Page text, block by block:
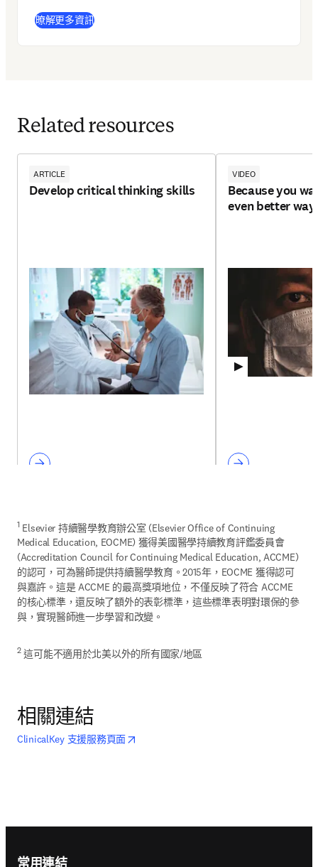
暸解更多資訊(
Related resources
ARTICLE
Develop critical thinking skills
VIDEO
Because you
even better
1 Elsevier 持續醫學教育辦公室 (Elsevier Office of Continuing
Medical Education, EOCME) 獲得美國醫學持續教育評鑑委員會
(Accreditation Council for Continuing Medical Education, ACCME)
的認可，可為醫師提供持續醫學教育。2015年，EOCME 獲得認可
與嘉許。這是 ACCME 的最高獎項地位，不僅反映了符合 ACCME
的核心標準，還反映了額外的表彰標準，這些標準表明對環保的參
與，實現醫師進一步學習和改變。
2 這可能不適用於北美以外的所有國家/地區
相關連結
ClinicalKey 支援服務頁面打開新的分頁／視窗
opens in new tab/window
常用連結